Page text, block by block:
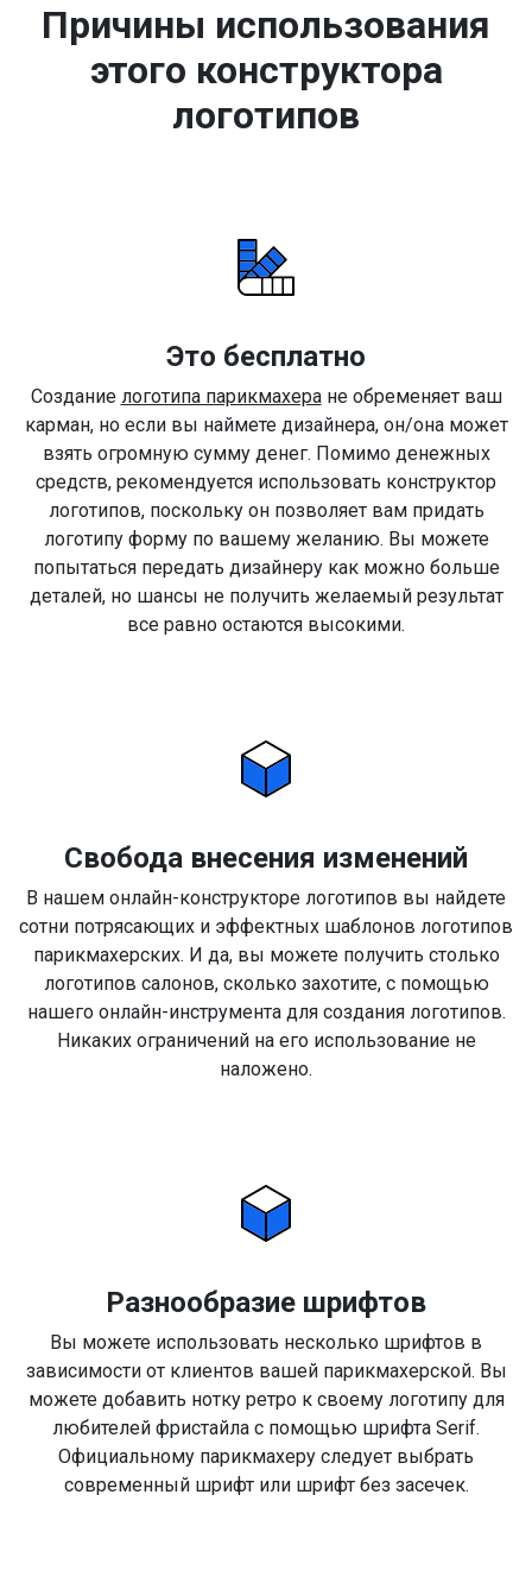
Причины использования
этого конструктора
логотипов
Это бесплатно
Создание логотипа парикмахеране обременяет ваш
карман, но если вы наймете дизайнера, он/она может
взять огромную сумму денег. Помимо денежных
средств, рекомендуется использовать конструктор
логотипов, поскольку он позволяет вам придать
логотипу форму по вашему желанию. Вы можете
попытаться передать дизайнеру как можно больше
деталей, но шансы не получить желаемый результат
все равно остаются высокими.
Свобода внесения изменений
В нашем онлайн-конструкторе логотипов вы найдете
сотни потрясающих и эффектных шаблонов логотипов
парикмахерских. И да, вы можете получить столько
логотипов салонов, сколько захотите, с помощью
нашего онлайн-инструмента для создания логотипов.
Никаких ограничений на его использование не
наложено.
Разнообразие шрифтов
Вы можете использовать несколько шрифтов в
зависимости от клиентов вашей парикмахерской. Вы
можете добавить нотку ретро к своему логотипу для
любителей фристайла с помощью шрифта Serif.
Официальному парикмахеру следует выбрать
современный шрифт или шрифт без засечек.